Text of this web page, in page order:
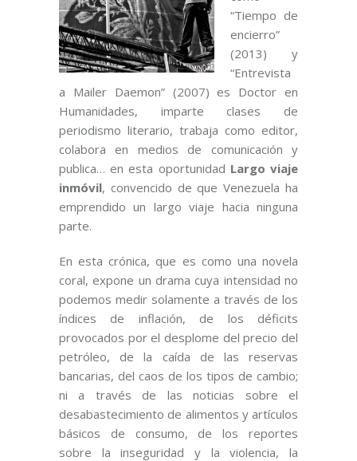
“Tiempo de
encierro”
(2013) y
“Entrevista
a Mailer Daemon” (2007) es Doctor en
Humanidades, imparte clases de
periodismo literario, trabaja como editor,
colabora en medios de comunicación y
publica… en esta oportunidad Largo viaje
inmóvil, convencido de que Venezuela ha
emprendido un largo viaje hacia ninguna
parte.
En esta crónica, que es como una novela
coral, expone un drama cuya intensidad no
podemos medir solamente a través de los
índices de inflación, de los déficits
provocados por el desplome del precio del
petróleo, de la caída de las reservas
bancarias, del caos de los tipos de cambio;
ni a través de las noticias sobre el
desabastecimiento de alimentos y artículos
básicos de consumo, de los reportes
sobre la inseguridad y la violencia, la